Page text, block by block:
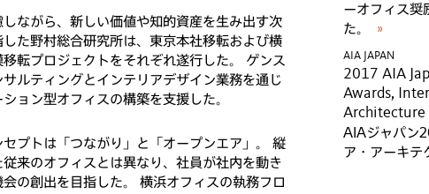
ながら、新しい価値や知的資産を生み出す次
た野村総合研究所は、東京本社移転および横
転プロジェクトをそれぞれ遂行した。 ゲンス
ルティングとインテリアデザイン業務を通じ
ョン型オフィスの構築を支援した。
プトは「つながり」と「オープンエア」。 縦
来のオフィスとは異なり、社員が社内を動き
の創出を目指した。 横浜オフィスの執務フロ
ーオフィス奨
た。
»
AIA JAPAN
2017 AIA
Awards,
Architecture
AIAジャパン
ア・アーキテ